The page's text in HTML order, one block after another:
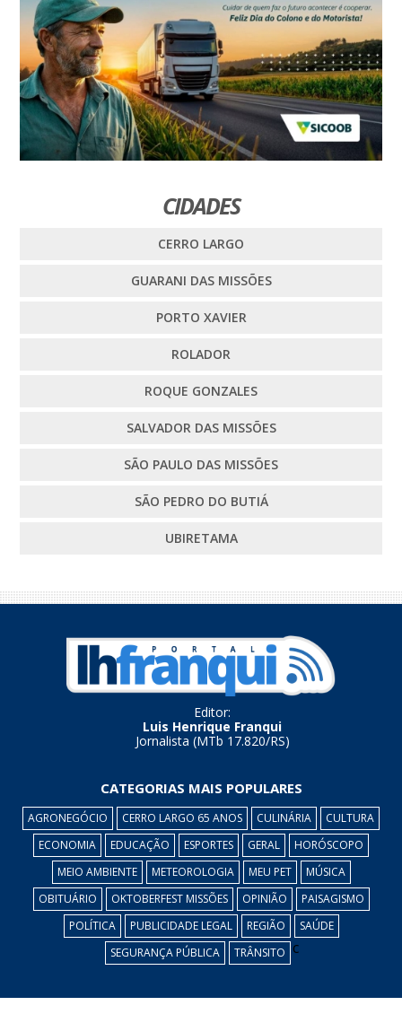
CIDADES
CERRO LARGO
GUARANI DAS MISSÕES
PORTO XAVIER
ROLADOR
ROQUE GONZALES
SALVADOR DAS MISSÕES
SÃO PAULO DAS MISSÕES
SÃO PEDRO DO BUTIÁ
UBIRETAMA
Editor:
Luis Henrique Franqui
Jornalista (MTb 17.820/RS)
CATEGORIAS MAIS POPULARES
AGRONEGÓCIO CERRO LARGO 65 ANOS CULINÁRIA
CULTURA
ECONOMIA
EDUCAÇÃO ESPORTES GERAL
HORÓSCOPO
MEIO AMBIENTE
METEOROLOGIA MEU PET
MÚSICA
OBITUÁRIO
OKTOBERFEST MISSÕES OPINIÃO
PAISAGISMO
POLÍTICA
PUBLICIDADE LEGAL REGIÃO
SAÚDE
SEGURANÇA PÚBLICA
TRÂNSITO c